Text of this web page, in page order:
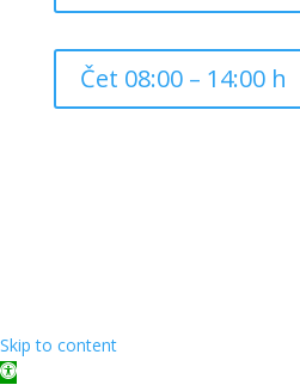
Čet 08:00 – 14:00 h
Skip to content
Open toolbar